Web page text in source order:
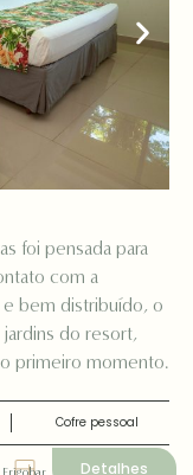
foi pensada para
com a
bem distribuído, o
do resort,
primeiro momento.
Cofre pessoal
Detalhes